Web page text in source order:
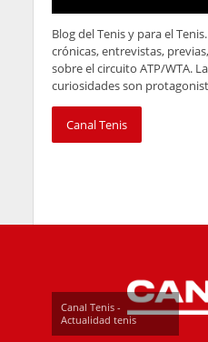
sus datos personales.
consentimiento no
tratamientos de datos
anterioridad a la misma.
Podrá ejercer estos
dirección de correo
nuestro elDelegado de
Por último, le
una reclamación ante la